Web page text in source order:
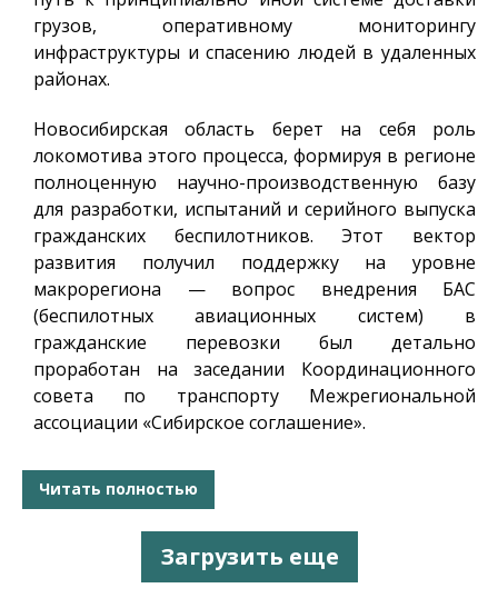
грузов, оперативному мониторингу
инфраструктуры и спасению людей в удаленных
районах.
Новосибирская область берет на себя роль
локомотива этого процесса, формируя в регионе
полноценную научно-производственную базу
для разработки, испытаний и серийного выпуска
гражданских беспилотников. Этот вектор
развития получил поддержку на уровне
макрорегиона — вопрос внедрения БАС
(беспилотных авиационных систем) в
гражданские перевозки был детально
проработан на заседании Координационного
совета по транспорту Межрегиональной
ассоциации «Сибирское соглашение».
Читать полностью
Загрузить еще